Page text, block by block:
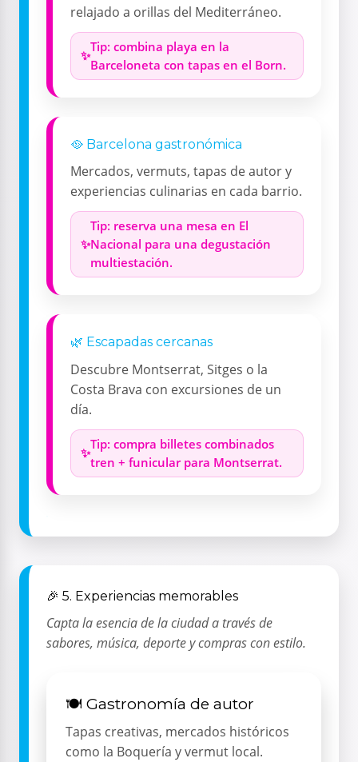
relajado a orillas del Mediterráneo.
Tip: combina playa en la
Barceloneta con tapas en el Born.
🥘 Barcelona gastronómica
Mercados, vermuts, tapas de autor y
experiencias culinarias en cada barrio.
Tip: reserva una mesa en El
Nacional para una degustación
multiestación.
🌿 Escapadas cercanas
Descubre Montserrat, Sitges o la
Costa Brava con excursiones de un
día.
Tip: compra billetes combinados
tren + funicular para Montserrat.
🎉 5. Experiencias memorables
Capta la esencia de la ciudad a través de
sabores, música, deporte y compras con estilo.
🍽️ Gastronomía de autor
Tapas creativas, mercados históricos
como la Boquería y vermut local.